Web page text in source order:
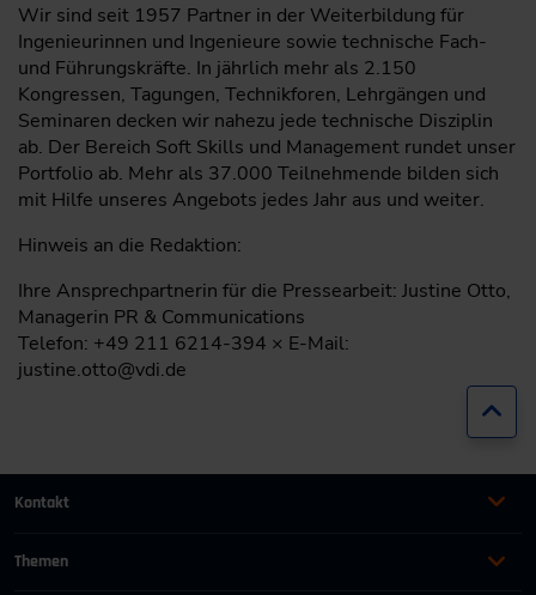
Wir sind seit 1957 Partner in der Weiterbildung für
Ingenieurinnen und Ingenieure sowie technische Fach-
und Führungskräfte. In jährlich mehr als 2.150
Kongressen, Tagungen, Technikforen, Lehrgängen und
Seminaren decken wir nahezu jede technische Disziplin
ab. Der Bereich Soft Skills und Management rundet unser
Portfolio ab. Mehr als 37.000 Teilnehmende bilden sich
mit Hilfe unseres Angebots jedes Jahr aus und weiter.
Hinweis an die Redaktion:
Ihre Ansprechpartnerin für die Pressearbeit: Justine Otto,
Managerin PR & Communications
Telefon: +49 211 6214-394 × E-Mail:
justine.otto@vdi.de
Kontakt
+49 (0)2116214-201
Themen